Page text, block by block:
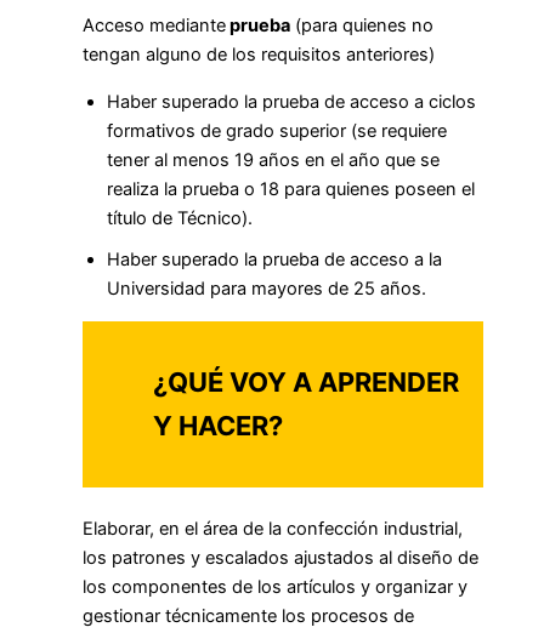
Acceso medianteprueba (para quienes no
tengan alguno de los requisitos anteriores)
Haber superado la prueba de acceso a ciclos
formativos de grado superior (se requiere
tener al menos 19 años en el año que se
realiza la prueba o 18 para quienes poseen el
título de Técnico).
Haber superado la prueba de acceso a la
Universidad para mayores de 25 años.
¿QUÉ VOY A APRENDER
Y HACER?
Elaborar, en el área de la confección industrial,
los patrones y escalados ajustados al diseño de
los componentes de los artículos y organizar y
gestionar técnicamente los procesos de